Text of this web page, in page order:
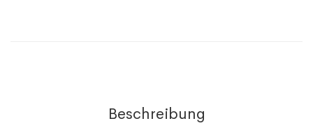
Beschreibung